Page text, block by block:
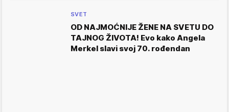
SVET
OD NAJMOĆNIJE ŽENE NA SVETU DO
TAJNOG ŽIVOTA! Evo kako Angela
Merkel slavi svoj 70. rođendan